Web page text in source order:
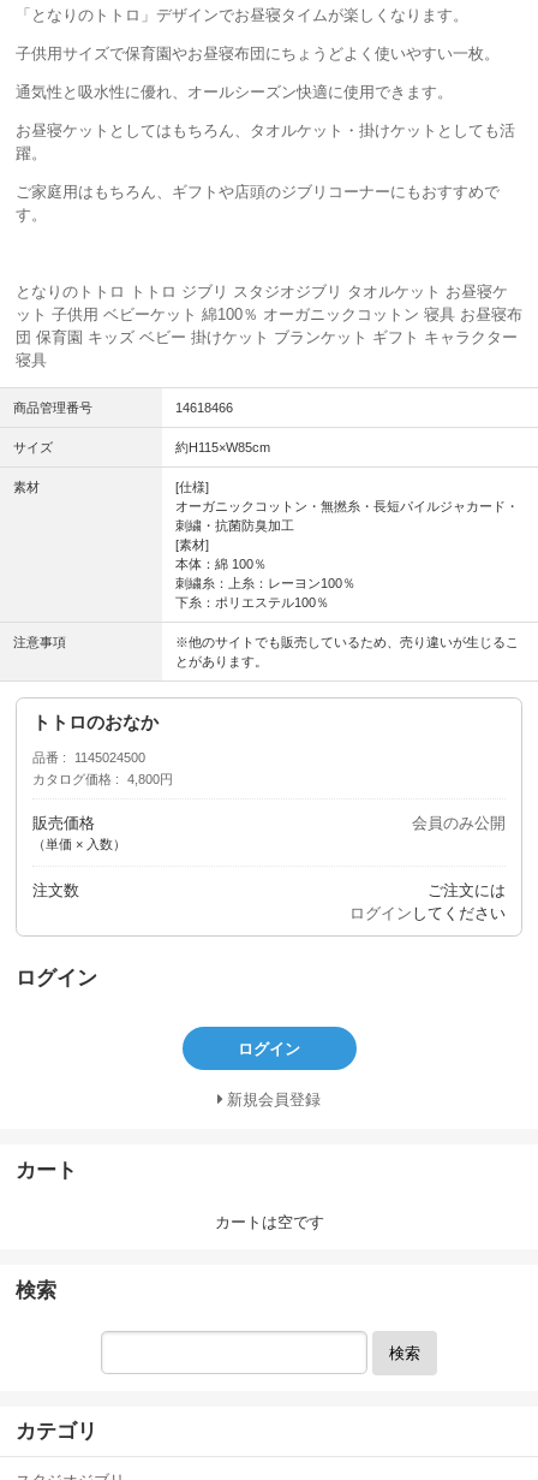
「となりのトトロ」デザインでお昼寝タイムが楽しくなります。
子供用サイズで保育園やお昼寝布団にちょうどよく使いやすい一枚。
通気性と吸水性に優れ、オールシーズン快適に使用できます。
お昼寝ケットとしてはもちろん、タオルケット・掛けケットとしても活
躍。
ご家庭用はもちろん、ギフトや店頭のジブリコーナーにもおすすめで
す。
となりのトトロ トトロ ジブリ スタジオジブリ タオルケット お昼寝ケ
ット 子供用 ベビーケット 綿100％ オーガニックコットン 寝具 お昼寝布
団 保育園 キッズ ベビー 掛けケット ブランケット ギフト キャラクター
寝具
商品管理番号 14618466
サイズ 約H115×W85cm
素材
[仕様]
オーガニックコットン・無撚糸・長短パイルジャカード・
刺繍・抗菌防臭加工
[素材]
本体：綿 100％
刺繍糸：上糸：レーヨン100％
下糸：ポリエステル100％
注意事項
※他のサイトでも販売しているため、売り違いが生じるこ
とがあります。
トトロのおなか
品番
1145024500
カタログ価格
4,800円
販売価格
（単価 × 入数）
会員のみ公開
注文数
ご注文には
ログイン してください
ログイン
ログイン
新規会員登録
カート
カートは空です
検索
検索
カテゴリ